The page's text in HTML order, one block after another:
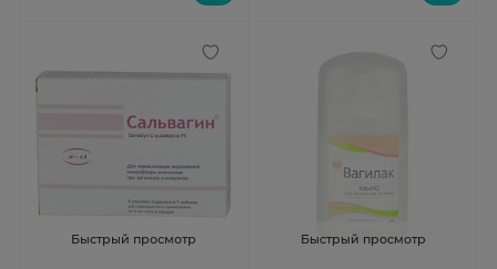
Быстрый просмотр Быстрый просмотр